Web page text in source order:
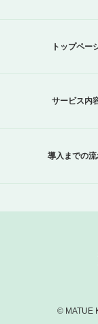
トップペー
サービス内
導入までの流
© MATUE